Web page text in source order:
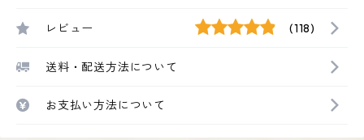
レビュー (118)
送料・配送方法について
お支払い方法について